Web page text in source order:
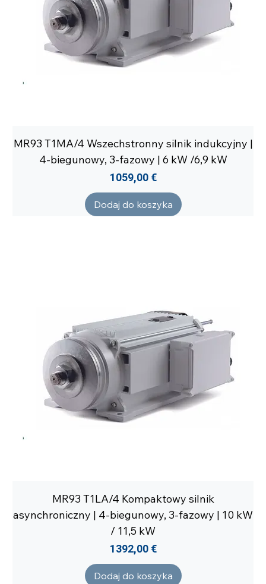
MR93 T1MA/4 Wszechstronny silnik indukcyjny |
4-biegunowy, 3-fazowy | 6 kW /6,9 kW
Cena
1059,00 €
Dodaj do koszyka
MR93 T1LA/4 Kompaktowy silnik
asynchroniczny | 4-biegunowy, 3-fazowy | 10 kW
/ 11,5 kW
Cena
1392,00 €
Dodaj do koszyka